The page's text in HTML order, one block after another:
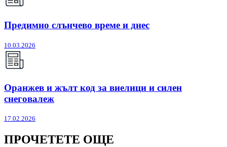
Предимно слънчево време и днес
10.03.2026
Оранжев и жълт код за виелици и силен
снеговалеж
17.02.2026
ПРОЧЕТЕТЕ ОЩЕ